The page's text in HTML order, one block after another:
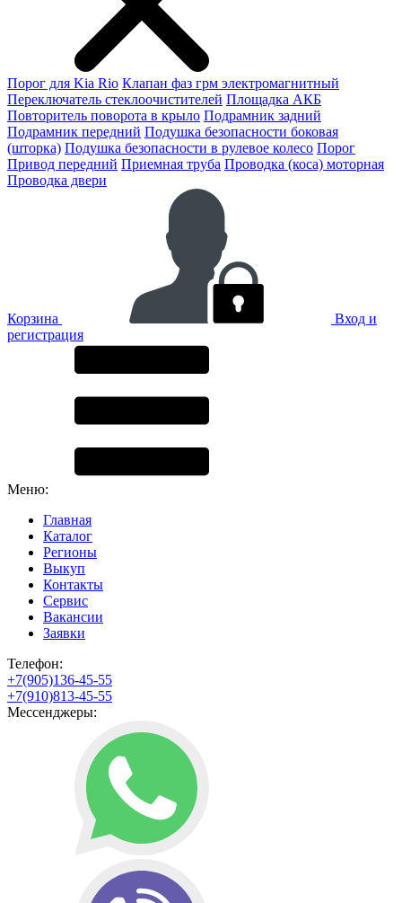
Порог для Kia Rio Клапан фаз грм электромагнитный
Переключатель стеклоочистителей Площадка АКБ
Повторитель поворота в крыло Подрамник задний
Подрамник передний Подушка безопасности боковая
(шторка) Подушка безопасности в рулевое колесо Порог
Привод передний Приемная труба Проводка (коса) моторная
Проводка двери
Корзина
Вход и
регистрация
Меню:
Главная
Каталог
Регионы
Выкуп
Контакты
Сервис
Вакансии
Заявки
Телефон:
+7(905)136-45-55
+7(910)813-45-55
Мессенджеры: